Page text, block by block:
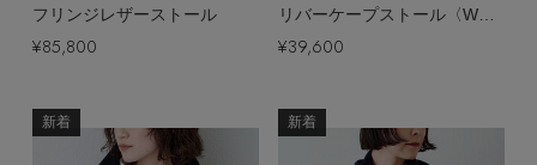
カットソー・Tシャツ
サンダル
バッグ・財布
すべてのバッグ・財布
ファッション小物
価格
フリンジレザーストール
¥85,800
リバーケープストール〈WEB限定カラーあり〉
¥39,600
新着 新着